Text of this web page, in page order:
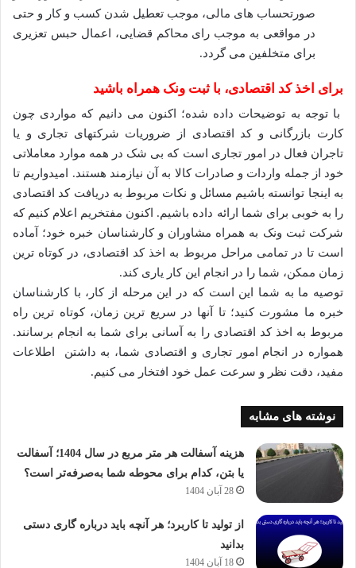
صورتحساب های مالی، موجب تعطیل شدن کسب و کار و حتی
در مواقعی به موجب رای محاکم قضایی، اعمال حبس تعزیری
برای متخلفین می گردد.
برای اخذ کد اقتصادی، با ثبت ونک همراه باشید
با توجه به توضیحات داده شده؛ اکنون می دانیم که مواردی چون
کارت بازرگانی و کد اقتصادی از ضروریات شرکتهای تجاری و یا
تاجران فعال در امور تجاری است که بی شک در همه موارد معاملاتی
خود از جمله واردات و صادرات کالا به آن نیازمند هستند. امیدواریم تا
به اینجا توانسته باشیم مسائل و نکات مربوط به دریافت کد اقتصادی
را به خوبی برای شما ارائه داده باشیم. اکنون مفتخریم اعلام کنیم که
شرکت ثبت ونک به همراه مشاوران و کارشناسان خبره خود؛ آماده
است تا در تمامی مراحل مربوط به اخذ کد اقتصادی، در کوتاه ترین
زمان ممکن، شما را در انجام این کار یاری کند.
توصیه ما به شما این است که در این مرحله از کار، با کارشناسان
خبره ما مشورت کنید؛ تا آنها در سریع ترین زمان، کوتاه ترین راه
مربوط به اخذ کد اقتصادی را به آسانی برای شما به انجام برسانند.
همواره در انجام امور تجاری و اقتصادی شما، به داشتن اطلاعات
مفید، دقت نظر و سرعت عمل خود افتخار می کنیم.
نوشته های مشابه
هزینه آسفالت هر متر مربع در سال 1404؛ آسفالت
یا بتن، کدام برای محوطه شما به‌صرفه‌تر است؟
28 آبان 1404
از تولید تا کاربرد؛ هر آنچه باید درباره گاری دستی
بدانید
18 آبان 1404